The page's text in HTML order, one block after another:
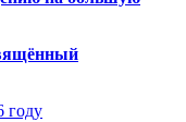
году